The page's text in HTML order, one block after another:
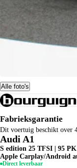
Alle foto's
Fabrieksgarantie
Dit voertuig beschikt over
Audi A1
S edition 25 TFSI | 95
Apple Carplay/Android
Direct leverbaar